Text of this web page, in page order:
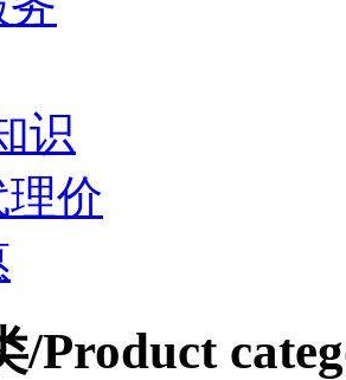
/Product